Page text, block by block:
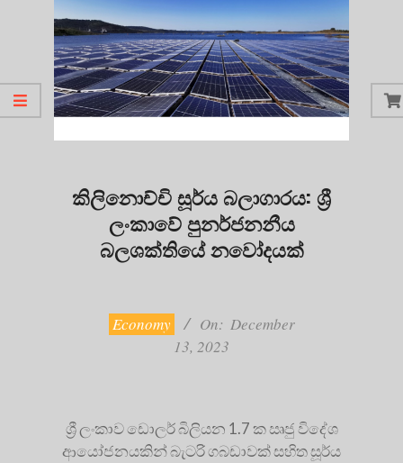
කිලිනොච්චි සූර්ය බලාගාරය: ශ්‍රී
ලංකාවේ පුනර්ජනනීය
බලශක්තියේ නවෝදයක්
Economy On: December
13, 2023
ශ්‍රී ලංකාව ඩොලර් බිලියන 1.7 ක ඍජු විදේශ
ආයෝජනයකින් බැටරි ගබඩාවක් සහිත සූර්ය